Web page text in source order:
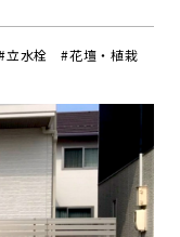
立水栓 花壇・植栽